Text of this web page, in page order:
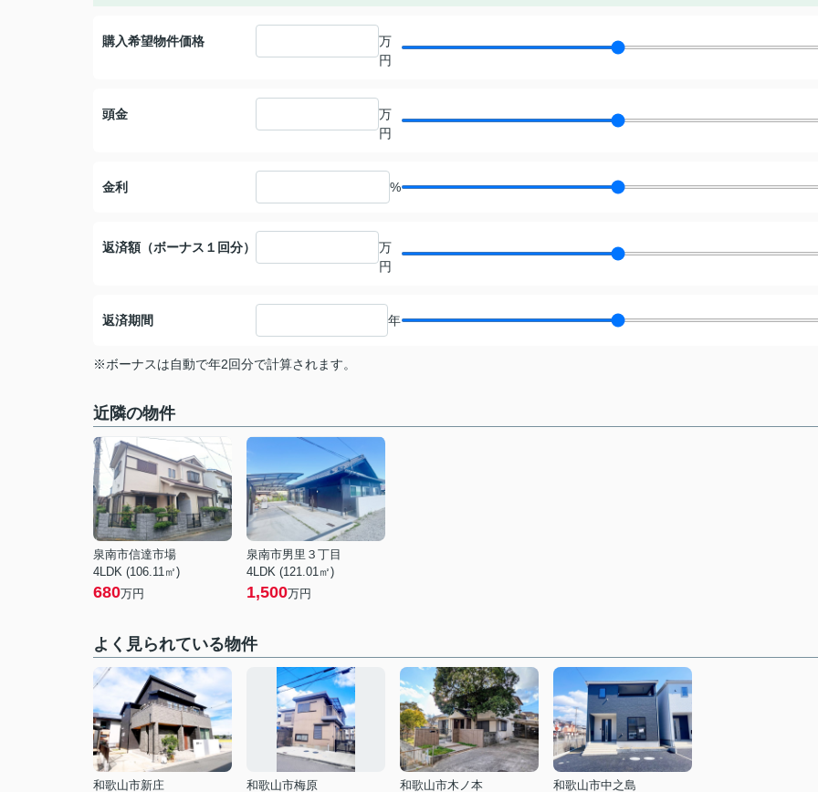
購入希望物件価格
万
円
頭金
万
円
金利 %
返済額（ボーナス１回分）
万
円
返済期間 年
※ボーナスは自動で年2回分で計算されます。
近隣の物件
泉南市信達市場
4LDK (106.11㎡)
680万円
泉南市男里３丁目
4LDK (121.01㎡)
1,500万円
よく見られている物件
和歌山市新庄 和歌山市梅原 和歌山市木ノ本 和歌山市中之島